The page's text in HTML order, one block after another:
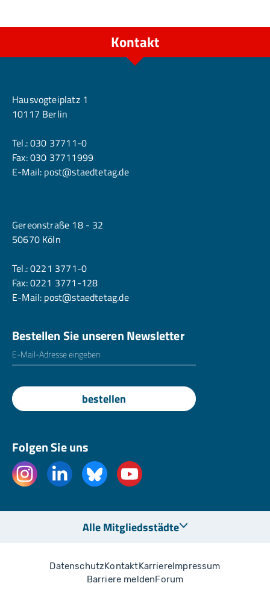
Kontakt
Hausvogteiplatz 1
10117 Berlin
Tel.:030 37711-0
Fax: 030 37711999
E-Mail: post@staedtetag.de
Gereonstraße 18 - 32
50670 Köln
Tel.:0221 3771-0
Fax: 0221 3771-128
E-Mail: post@staedtetag.de
Bestellen Sie unseren Newsletter
E-Mailadresse
bestellen
Folgen Sie uns
Alle Mitgliedsstädte
DatenschutzKontaktKarriereImpressum
Barriere meldenForum